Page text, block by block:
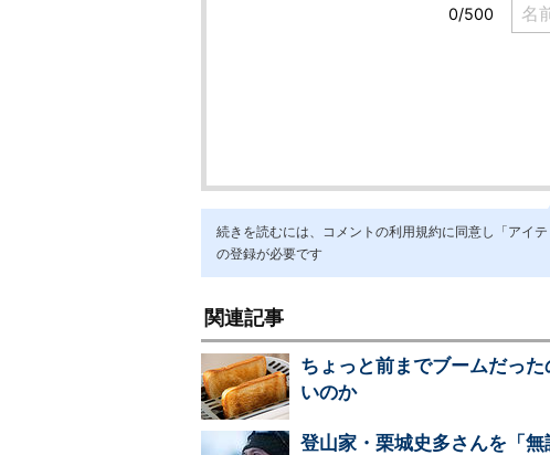
続きを読むには、コメントの利用規約に同意し「アイ
の登録が必要です
関連記事
ちょっと前までブームだっ
いのか
登山家・栗城史多さんを「